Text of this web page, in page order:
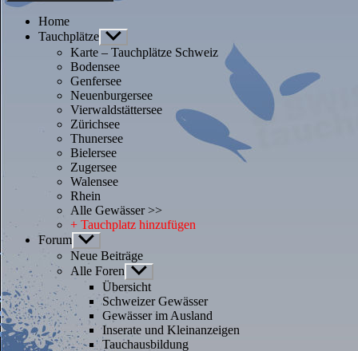
Home
Tauchplätze Untermenü
anzeigen
Karte – Tauchplätze Schweiz
Bodensee
Genfersee
Neuenburgersee
Vierwaldstättersee
Zürichsee
Thunersee
Bielersee
Zugersee
Walensee
Rhein
Alle Gewässer >>
+ Tauchplatz hinzufügen
Forum Untermenü
anzeigen
Neue Beiträge
Alle Foren Untermenü
anzeigen
Übersicht
Schweizer Gewässer
Gewässer im Ausland
Inserate und Kleinanzeigen
Tauchausbildung